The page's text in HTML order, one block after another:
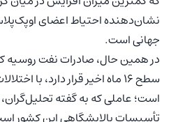
نشان‌دهنده احتیاط اعضای اوپک‌پلاس
جهانی است.
در همین حال، صادرات نفت روسیه
سطح ۱۶ ماه اخیر قرار دارد،
است؛ عاملی که به گفته
تأسیسات پالایشگاهی این کشور